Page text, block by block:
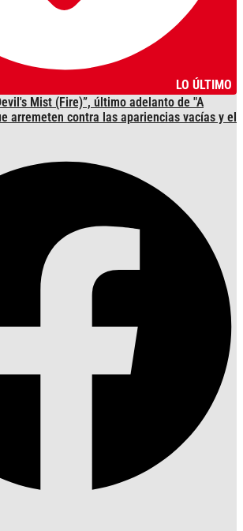
LO ÚLTIMO
Mist (Fire)”, último adelanto de "A
arremeten contra las apariencias vacías y el